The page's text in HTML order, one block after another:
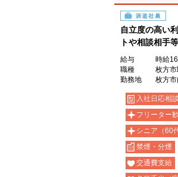
派遣社員
自立度の高い
トや相談相手
給与
時給
職種
枚方
勤務地
枚方
入社日応相談
フリーター
シニア（60
禁煙・分煙
交通費支給